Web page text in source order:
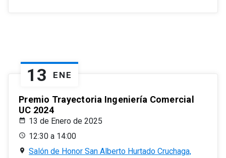
13 ENE
Premio Trayectoria Ingeniería Comercial
UC 2024
13 de Enero de 2025
12:30 a 14:00
Salón de Honor San Alberto Hurtado Cruchaga,